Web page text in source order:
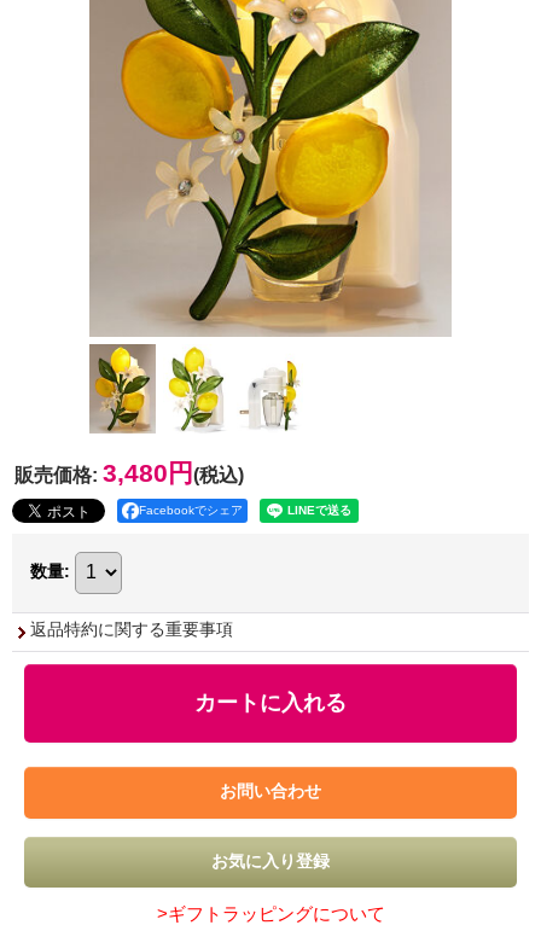
販売価格: 3,480円 (税込)
Facebookでシェア
数量:
返品特約に関する重要事項
>ギフトラッピングについて